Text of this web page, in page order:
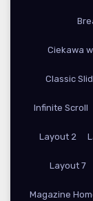
Ciekawa
Classic
Infinite Scroll
Layout 2
Layout 7
Magazine